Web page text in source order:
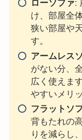
ローソファ:
け、部屋全
狭い部屋や
す。
アームレス
がない分、
広く使えま
やすいメリ
フラットソ
背もたれの
りを減らし